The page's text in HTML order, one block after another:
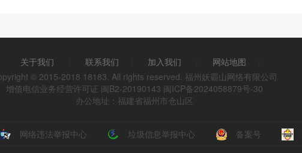
关于我们 联系我们 加入我们 网站地图
© 2015-2018 18183. All rights reserved. 福州妖霸山网络有限公司
增值电信业务经营许可证 闽B2-20190143 闽ICP备2024058879号-30
办公地址：福建省福州市仓山区
网络违法举报中心 垃圾信息举报中心 备案号